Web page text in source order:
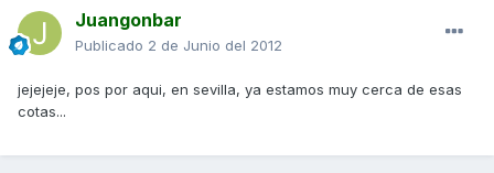
Juangonbar
Publicado 2 de Junio del 2012
jejejeje, pos por aqui, en sevilla, ya estamos muy cerca de esas
cotas...